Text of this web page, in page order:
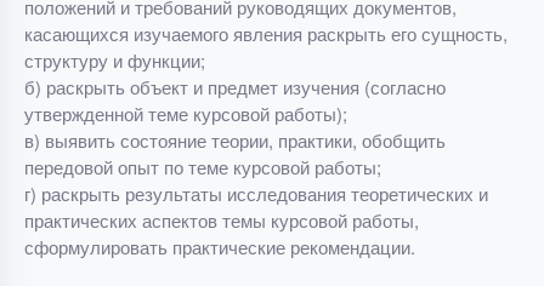
положений и требований руководящих документов,
касающихся изучаемого явления раскрыть его сущность,
структуру и функции;
б) раскрыть объект и предмет изучения (согласно
утвержденной теме курсовой работы);
в) выявить состояние теории, практики, обобщить
передовой опыт по теме курсовой работы;
г) раскрыть результаты исследования теоретических и
практических аспектов темы курсовой работы,
сформулировать практические рекомендации.